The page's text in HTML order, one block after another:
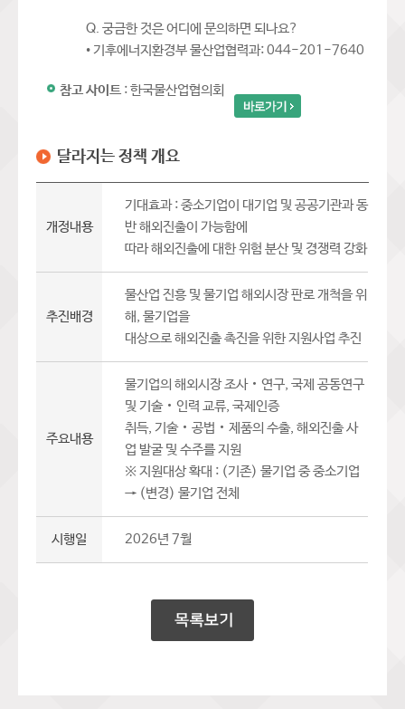
Q. 궁금한 것은 어디에 문의하면 되나요?
• 기후에너지환경부 물산업협력과: 044-201-7640
참고 사이트 : 한국물산업협의회
달라지는 정책 개요
개정내용
기대효과 : 중소기업이 대기업 및 공공기관과 동
반 해외진출이 가능함에
따라 해외진출에 대한 위험 분산 및 경쟁력 강화
추진배경
물산업 진흥 및 물기업 해외시장 판로 개척을 위
해, 물기업을
대상으로 해외진출 촉진을 위한 지원사업 추진
주요내용
물기업의 해외시장 조사‧연구, 국제 공동연구
및 기술‧인력 교류, 국제인증
취득, 기술‧공법‧제품의 수출, 해외진출 사
업 발굴 및 수주를 지원
※ 지원대상 확대 : (기존) 물기업 중 중소기업
→ (변경) 물기업 전체
시행일 2026년 7월